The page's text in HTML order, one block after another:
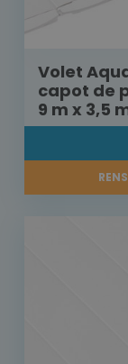
Volet
capot de
9 m x 3,5